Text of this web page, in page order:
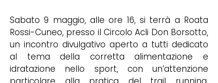
Sabato 9 maggio, alle ore 16, si terrà a Roata
Rossi-Cuneo, presso il Circolo Acli Don Borsotto,
un incontro divulgativo aperto a tutti dedicato
al tema della corretta alimentazione e
idratazione nello sport, con un’attenzione